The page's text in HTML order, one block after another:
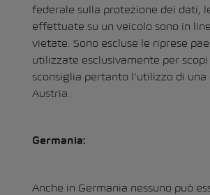
federale sulla protezione dei dati,
effettuate su un veicolo sono in
vietate. Sono escluse le riprese
utilizzate esclusivamente per scopi
sconsiglia pertanto l’utilizzo di una
Austria.
Germania:
Anche in Germania nessuno può